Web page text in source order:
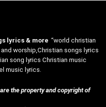
lyrics & more “world christian
worship,Christian songs lyrics
song lyrics Christian music
music lyrics.
the property and copyright of